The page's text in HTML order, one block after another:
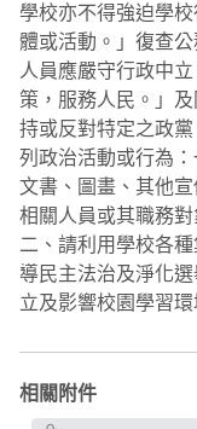
學校亦不得強迫學
體或活動。」復查
人員應嚴守行政中
策，服務人民。」
持或反對特定之政
列政治活動或行為
文書、圖畫、其他
相關人員或其職務
二、請利用學校各
導民主法治及淨化
立及影響校園學習
相關附件